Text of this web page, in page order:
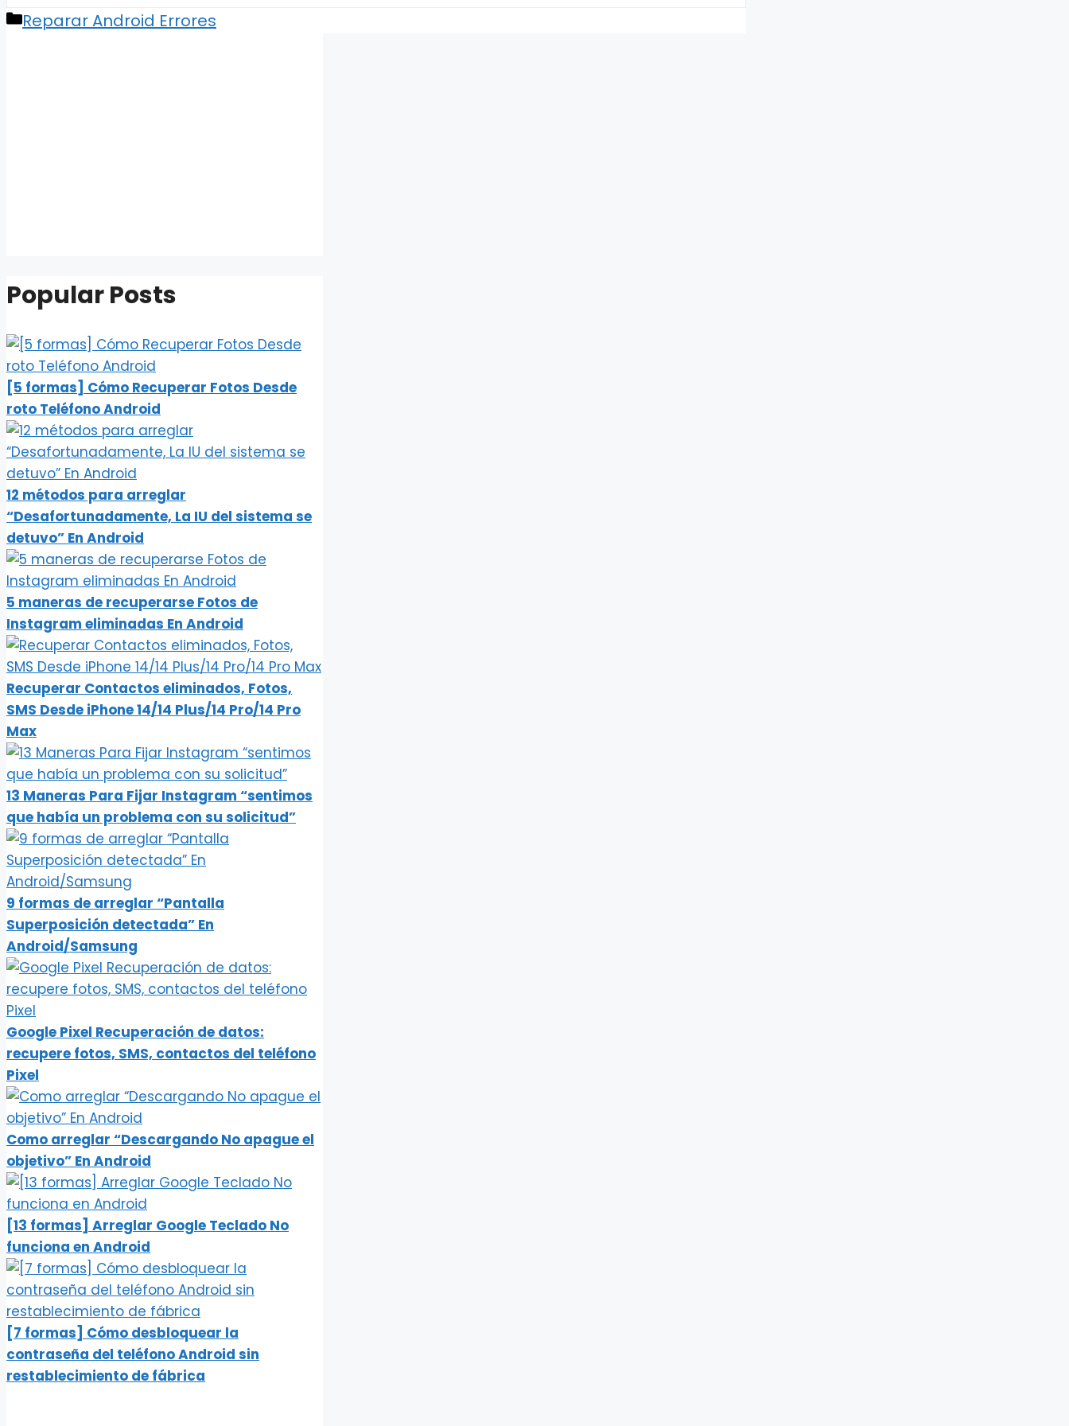
Categories
Reparar Android Errores
Popular Posts
[5 formas] Cómo Recuperar Fotos Desde
roto Teléfono Android
12 métodos para arreglar
“Desafortunadamente, La IU del sistema se
detuvo” En Android
5 maneras de recuperarse Fotos de
Instagram eliminadas En Android
Recuperar Contactos eliminados, Fotos,
SMS Desde iPhone 14/14 Plus/14 Pro/14 Pro
Max
13 Maneras Para Fijar Instagram “sentimos
que había un problema con su solicitud”
9 formas de arreglar “Pantalla
Superposición detectada” En
Android/Samsung
Google Pixel Recuperación de datos:
recupere fotos, SMS, contactos del teléfono
Pixel
Como arreglar “Descargando No apague el
objetivo” En Android
[13 formas] Arreglar Google Teclado No
funciona en Android
[7 formas] Cómo desbloquear la
contraseña del teléfono Android sin
restablecimiento de fábrica